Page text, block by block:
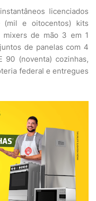
licenciados
(mil e oitocentos) kits
mixers de mão 3 em 1
de panelas com 4
90 (noventa) cozinhas,
federal e entregues